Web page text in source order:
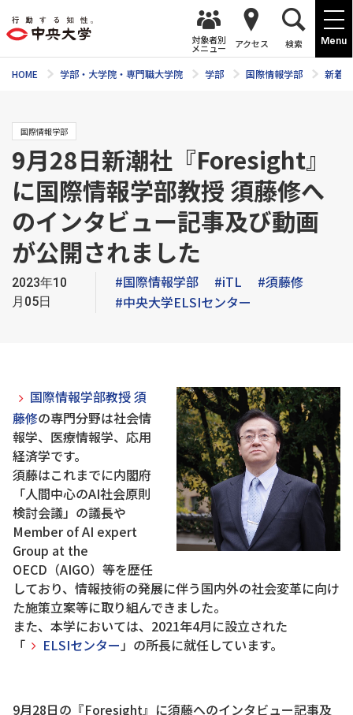
Menu
対象者別
メニュー アクセス 検索
HOME 学部・大学院・専門職大学院 学部 国際情報学部 新着
国際情報学部
9月28日新潮社『Foresight』
に国際情報学部教授 須藤修へ
のインタビュー記事及び動画
が公開されました
2023年10
月05日
#国際情報学部 #iTL
#須藤修
#中央大学ELSIセンター
国際情報学部教授 須
藤修の専門分野は社会情
報学、医療情報学、応用
経済学です。
須藤はこれまでに内閣府
「人間中心のAI社会原則
検討会議」の議長や
Member of AI expert
Group at the
OECD（AIGO）等を歴任
しており、情報技術の発展に伴う国内外の社会変革に向け
た施策立案等に取り組んできました。
また、本学においては、2021年4月に設立された
「
ELSIセンター 」の所長に就任しています。
9月28日の『Foresight』に須藤へのインタビュー記事及